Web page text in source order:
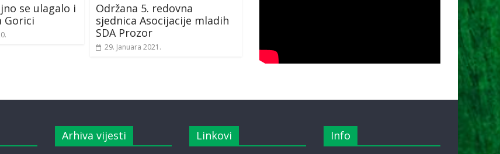
se ulagalo i
Gorici
Održana 5. redovna
sjednica Asocijacije mladih
SDA Prozor
29. Januara 2021.
Arhiva vijesti Linkovi Info